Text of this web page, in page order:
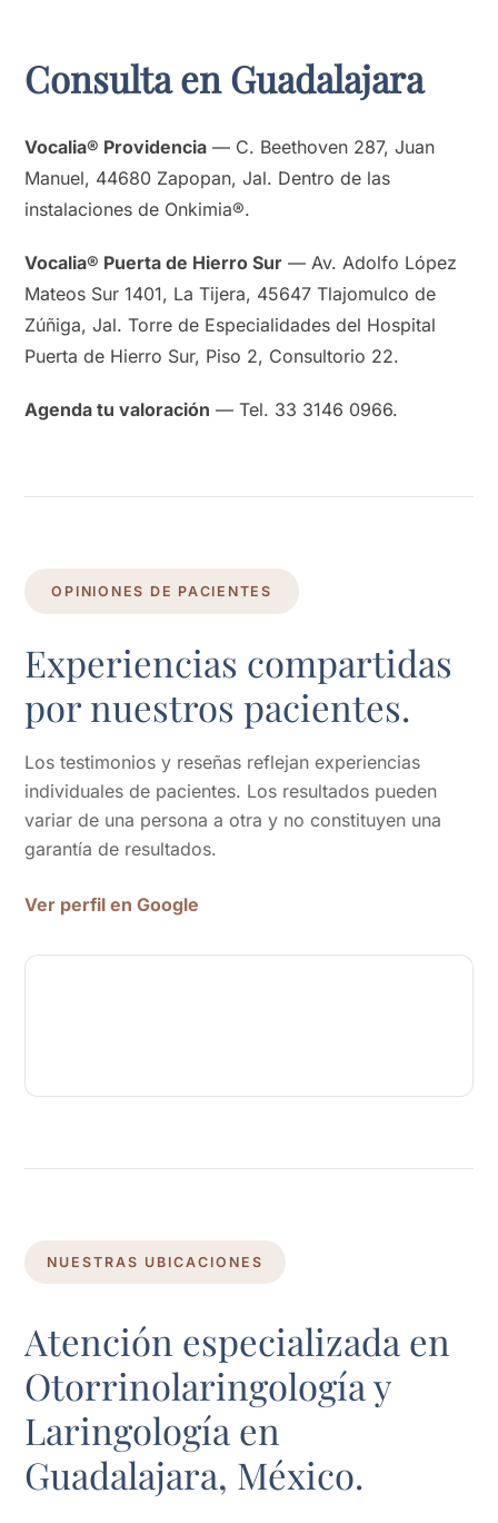
Consulta en Guadalajara
Vocalia® Providencia — C. Beethoven 287, Juan
Manuel, 44680 Zapopan, Jal. Dentro de las
instalaciones de Onkimia®.
Vocalia® Puerta de Hierro Sur — Av. Adolfo López
Mateos Sur 1401, La Tijera, 45647 Tlajomulco de
Zúñiga, Jal. Torre de Especialidades del Hospital
Puerta de Hierro Sur, Piso 2, Consultorio 22.
Agenda tu valoración — Tel. 33 3146 0966.
OPINIONES DE PACIENTES
Experiencias compartidas
por nuestros pacientes.
Los testimonios y reseñas reflejan experiencias
individuales de pacientes. Los resultados pueden
variar de una persona a otra y no constituyen una
garantía de resultados.
Ver perfil en Google
NUESTRAS UBICACIONES
Atención especializada en
Otorrinolaringología y
Laringología en
Guadalajara, México.